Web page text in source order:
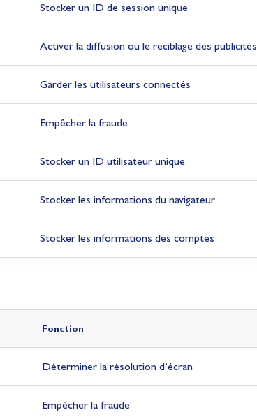
Stocker un ID de session unique
Activer la diffusion ou le reciblage des publicités
Garder les utilisateurs connectés
Empêcher la fraude
Stocker un ID utilisateur unique
Stocker les informations du navigateur
Stocker les informations des comptes
Fonction
Déterminer la résolution d’écran
Fonction
Empêcher la fraude
Fonction